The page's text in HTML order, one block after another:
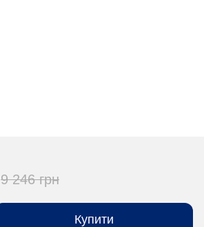
9 246 грн
Купити